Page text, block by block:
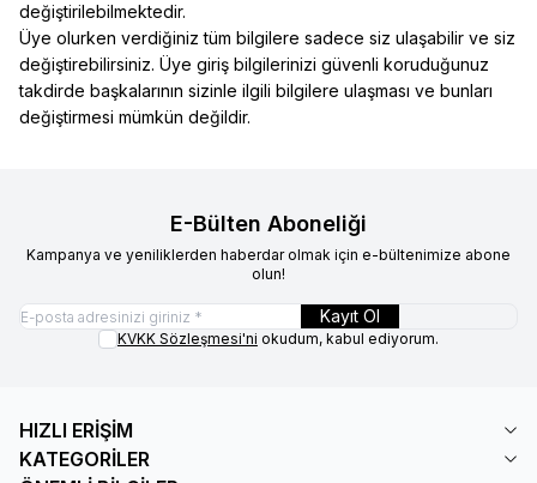
değiştirilebilmektedir.
Üye olurken verdiğiniz tüm bilgilere sadece siz ulaşabilir ve siz
değiştirebilirsiniz. Üye giriş bilgilerinizi güvenli koruduğunuz
takdirde başkalarının sizinle ilgili bilgilere ulaşması ve bunları
değiştirmesi mümkün değildir.
E-Bülten Aboneliği
Kampanya ve yeniliklerden haberdar olmak için e-bültenimize abone
olun!
Kayıt Ol
KVKK Sözleşmesi'ni okudum, kabul ediyorum.
HIZLI ERİŞİM
KATEGORİLER